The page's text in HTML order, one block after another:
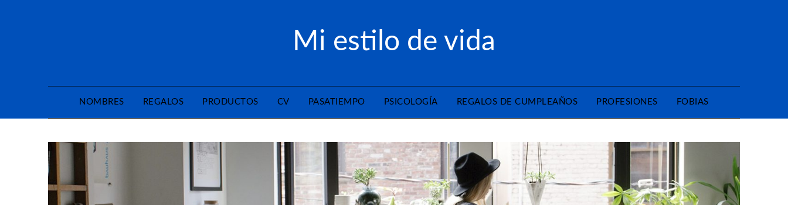
Mi estilo de vida
NOMBRES REGALOS PRODUCTOS CV PASATIEMPO PSICOLOGÍA REGALOS DE CUMPLEAÑOS PROFESIONES FOBIAS